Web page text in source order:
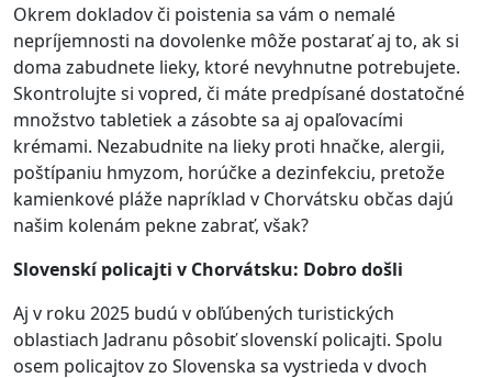
Okrem dokladov či poistenia sa vám o nemalé
nepríjemnosti na dovolenke môže postarať aj to, ak si
doma zabudnete lieky, ktoré nevyhnutne potrebujete.
Skontrolujte si vopred, či máte predpísané dostatočné
množstvo tabletiek a zásobte sa aj opaľovacími
krémami. Nezabudnite na lieky proti hnačke, alergii,
poštípaniu hmyzom, horúčke a dezinfekciu, pretože
kamienkové pláže napríklad v Chorvátsku občas dajú
našim kolenám pekne zabrať, však?
Slovenskí policajti v Chorvátsku: Dobro došli
Aj v roku 2025 budú v obľúbených turistických
oblastiach Jadranu pôsobiť slovenskí policajti. Spolu
osem policajtov zo Slovenska sa vystrieda v dvoch